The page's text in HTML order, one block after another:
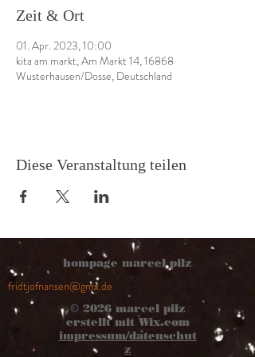
Zeit & Ort
01. Apr. 2023, 10:00
kita am markt, Am Markt 14, 16868
Wusterhausen/Dosse, Deutschland
Diese Veranstaltung teilen
hompage marcel pilz
fridtjofnansen@gmx.de
© 2026marcel pilz
erstellt mit Wix.com
impressum/datenschut
z